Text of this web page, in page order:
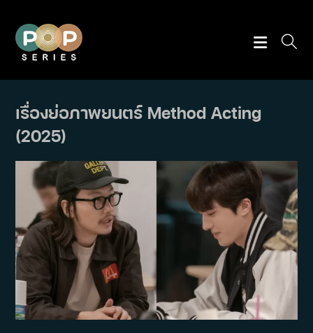
content
เรื่องย่อภาพยนตร์ Method Acting
(2025)